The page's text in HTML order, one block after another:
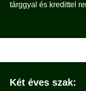
tárggyal és kredittel
Két éves szak: